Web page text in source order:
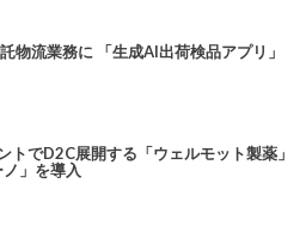
物流業務に 「生成AI出荷検品アプリ」
トでD2C展開する「ウェルモット製薬」
」を導入